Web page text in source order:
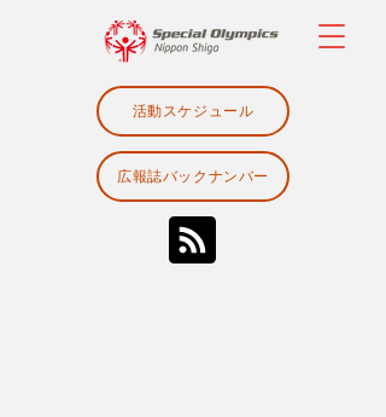
広報誌バックナンバー
活動スケジュール